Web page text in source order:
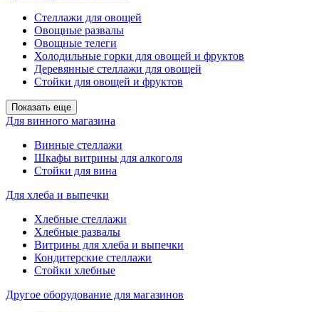
Стеллажи для овощей
Овощные развалы
Овощные телеги
Холодильные горки для овощей и фруктов
Деревянные стеллажи для овощей
Стойки для овощей и фруктов
Показать еще
Для винного магазина
Винные стеллажи
Шкафы витрины для алкоголя
Стойки для вина
Для хлеба и выпечки
Хлебные стеллажи
Хлебные развалы
Витрины для хлеба и выпечки
Кондитерские стеллажи
Стойки хлебные
Другое оборудование для магазинов